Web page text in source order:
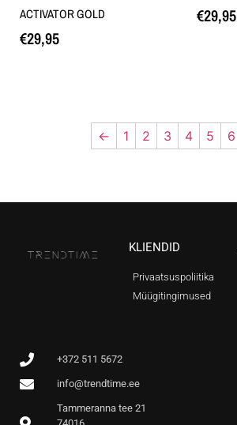
ACTIVATOR GOLD
€29,95
€29,95
← 1 2 3 4 5 6
KLIENDID
Privaatsuspoliitika
Müügitingimused
+372 511 5672
info@trendtime.ee
Tammeranna tee 21